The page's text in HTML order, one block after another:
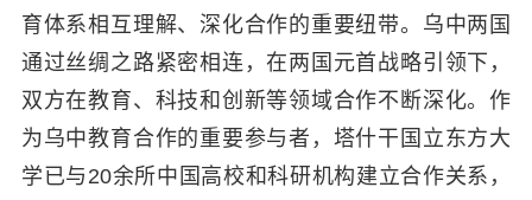
育体系相互理解、深化合作的重要纽带。乌中两国
通过丝绸之路紧密相连，在两国元首战略引领下，
双方在教育、科技和创新等领域合作不断深化。作
为乌中教育合作的重要参与者，塔什干国立东方大
学已与20余所中国高校和科研机构建立合作关系，